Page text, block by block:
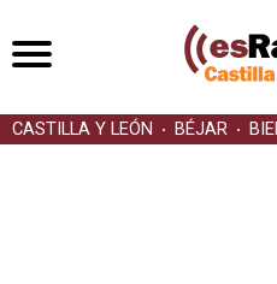
CASTILLA Y LEÓN BÉJAR